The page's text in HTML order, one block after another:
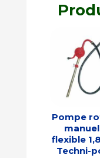
Pompe
flexible
Techni-